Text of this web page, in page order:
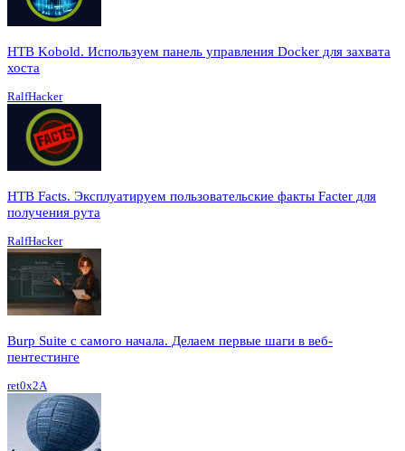
HTB Kobold. Используем панель управления Docker для захвата
хоста
RalfHacker
HTB Facts. Эксплуатируем пользовательские факты Facter для
получения рута
RalfHacker
Burp Suite с самого начала. Делаем первые шаги в веб-
пентестинге
ret0x2A